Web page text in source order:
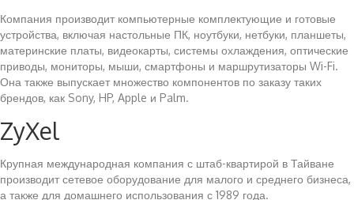
Компания производит компьютерные комплектующие и готовые
устройства, включая настольные ПК, ноутбуки, нетбуки, планшеты,
материнские платы, видеокарты, системы охлаждения, оптические
приводы, мониторы, мыши, смартфоны и маршрутизаторы Wi-Fi.
Она также выпускает множество компонентов по заказу таких
брендов, как Sony, HP, Apple и Palm.
ZyXel
Крупная международная компания с штаб-квартирой в Тайване
производит сетевое оборудование для малого и среднего бизнеса,
а также для домашнего использования с 1989 года.